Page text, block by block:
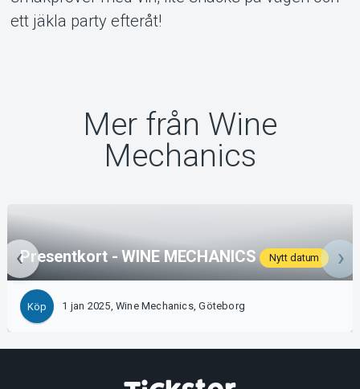
ett jäkla party efteråt!
Mer från Wine
Mechanics
Presentkort - WINE MECHANICS Nytt datum
Köp 1 jan 2025, Wine Mechanics, Göteborg